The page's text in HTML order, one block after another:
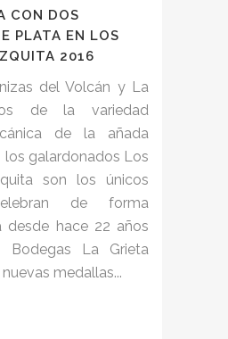
CON DOS
PLATA EN LOS
2016
del Volcán y La
de la variedad
de la añada
los galardonados Los
son los únicos
de forma
desde hace 22 años
Bodegas La Grieta
medallas...